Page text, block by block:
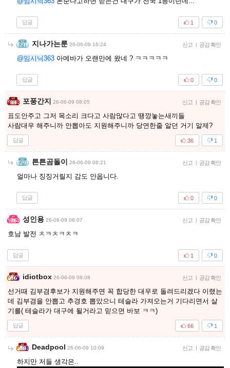
답글 0
1
지나가는룬 26-06-09 16:24 신고 공감 확인
@임시닉363 아메바가 오랜만에 왔네 ? ㅋㅋㅋㅋㅋ
답글 0
0
포풍간지 26-06-09 08:05 신고 공감 확인
표도안주고 그저 목소리 크다고 사람많다고 땡깡놓는새끼들
사람대우 해주니까 안뽑아도 지원해주니까 당연한줄 알던 거기 알제?
답글 1
36
튼튼곰돌이 26-06-09 08:21 신고 공감 확인
얼마나 징징거릴지 감도 안옵니다.
답글 0
0
성인용 26-06-09 08:07 신고 공감 확인
호남 발전 ㅊㅋㅊㅋㅊㅋ
답글 0
1
idiotbox 26-06-09 08:08 신고 공감 확인
선거때 김부겸후보가 지원해주면 꼭 합당한 대우로 돌려드리겠다 이랬는
데 김부겸을 안뽑고 추경호 뽑았으니 테슬라 가져오는거 기다리면서 살
기를( 테슬라가 대구에 될거라고 믿으면 바보 ㅋㅋ)
답글 1
66
Deadpool 26-06-09 10:09 신고 공감 확인
하지만 저들 생각은..